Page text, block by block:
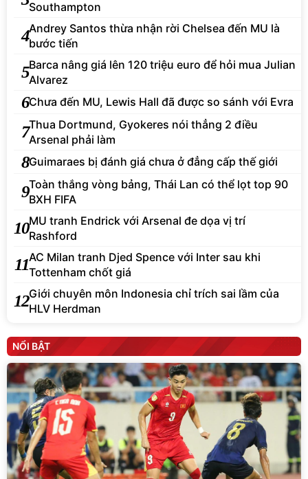
Southampton
4Andrey Santos thừa nhận rời Chelsea đến MU là
bước tiến
5Barca nâng giá lên 120 triệu euro để hỏi mua Julian
Alvarez
6Chưa đến MU, Lewis Hall đã được so sánh với Evra
7Thua Dortmund, Gyokeres nói thẳng 2 điều
Arsenal phải làm
8Guimaraes bị đánh giá chưa ở đẳng cấp thế giới
9Toàn thắng vòng bảng, Thái Lan có thể lọt top 90
BXH FIFA
10MU tranh Endrick với Arsenal đe dọa vị trí
Rashford
11AC Milan tranh Djed Spence với Inter sau khi
Tottenham chốt giá
12Giới chuyên môn Indonesia chỉ trích sai lầm của
HLV Herdman
NỔI BẬT